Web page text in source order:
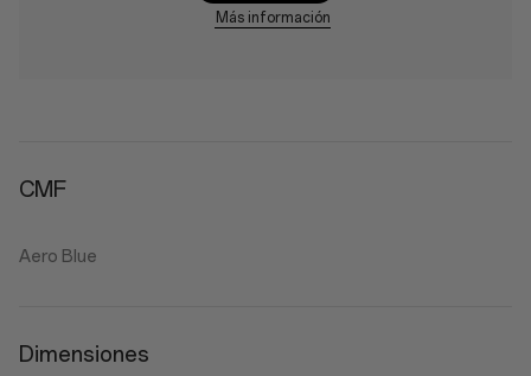
Más información
CMF
Aero Blue
Dimensiones